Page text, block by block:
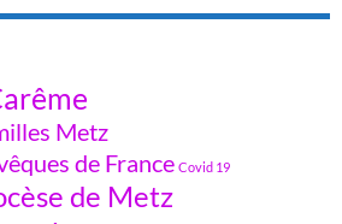
Metz
de France Covid 19
de Metz